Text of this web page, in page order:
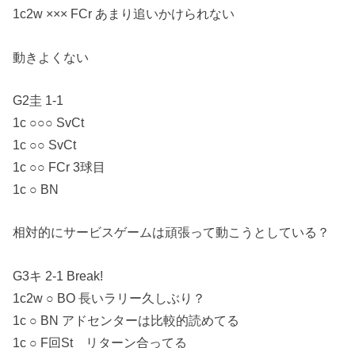
1c2w ××× FCr あまり追いかけられない
動きよくない
G2圭 1-1
1c ○○○ SvCt
1c ○○ SvCt
1c ○○ FCr 3球目
1c ○ BN
相対的にサービスゲームは頑張って動こうとしている？
G3キ 2-1 Break!
1c2w ○ BO 長いラリー久しぶり？
1c ○ BN アドセンターは比較的読めてる
1c ○ F回St リターン合ってる